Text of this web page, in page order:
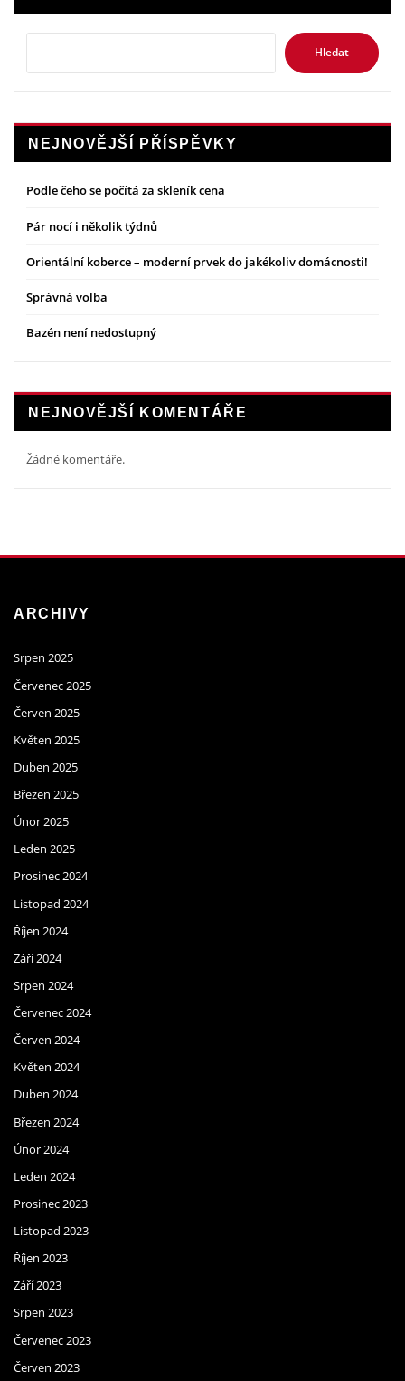
Hledat
NEJNOVĚJŠÍ PŘÍSPĚVKY
Podle čeho se počítá za skleník cena
Pár nocí i několik týdnů
Orientální koberce – moderní prvek do jakékoliv domácnosti!
Správná volba
Bazén není nedostupný
NEJNOVĚJŠÍ KOMENTÁŘE
Žádné komentáře.
ARCHIVY
Srpen 2025
Červenec 2025
Červen 2025
Květen 2025
Duben 2025
Březen 2025
Únor 2025
Leden 2025
Prosinec 2024
Listopad 2024
Říjen 2024
Září 2024
Srpen 2024
Červenec 2024
Červen 2024
Květen 2024
Duben 2024
Březen 2024
Únor 2024
Leden 2024
Prosinec 2023
Listopad 2023
Říjen 2023
Září 2023
Srpen 2023
Červenec 2023
Červen 2023